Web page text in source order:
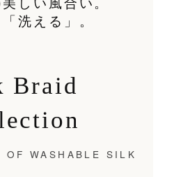
しい風合い。
洗える」。
Braid
OF WASHABLE SILK